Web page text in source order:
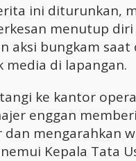
ini diturunkan,
menutup
aksi bungkam
media di lapangan.
ke kantor
enggan
dan mengarahkan
Kepala Tata